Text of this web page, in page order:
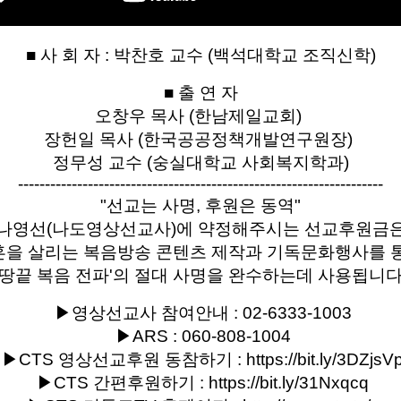
■ 사 회 자 : 박찬호 교수 (백석대학교 조직신학)
■ 출 연 자
오창우 목사 (한남제일교회)
장헌일 목사 (한국공공정책개발연구원장)
정무성 교수 (숭실대학교 사회복지학과)
--------------------------------------------------------------------
"선교는 사명, 후원은 동역"
영선(나도영상선교사)에 약정해주시는 선교후원금
을 살리는 복음방송 콘텐츠 제작과 기독문화행사를
끝 복음 전파'의 절대 사명을 완수하는데 사용됩니
▶영상선교사 참여안내 : 02-6333-1003
▶ARS : 060-808-1004
영상선교후원 동참하기 : https://bit.ly/
▶CTS 간편후원하기 : https://bit.ly/31Nxqcq